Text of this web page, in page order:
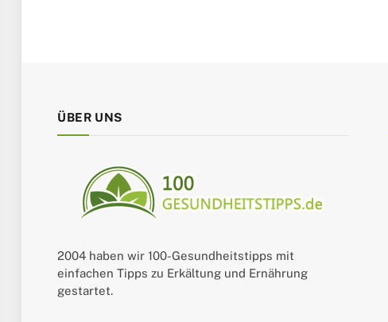
ÜBER UNS
2004 haben wir 100-Gesundheitstipps mit
einfachen Tipps zu Erkältung und Ernährung
gestartet.